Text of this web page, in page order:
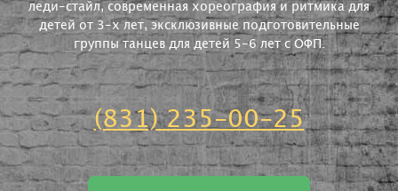
леди-стайл, современная хореография и ритмика для
детей от 3-х лет, эксклюзивные подготовительные
группы танцев для детей 5-6 лет с ОФП.
(831) 235-00-25